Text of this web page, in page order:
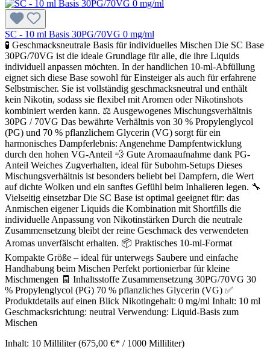
SC - 10 ml Basis 30PG/70VG 0 mg/ml
🧪 Geschmacksneutrale Basis für individuelles Mischen Die SC Base
30PG/70VG ist die ideale Grundlage für alle, die ihre Liquids
individuell anpassen möchten. In der handlichen 10-ml-Abfüllung
eignet sich diese Base sowohl für Einsteiger als auch für erfahrene
Selbstmischer. Sie ist vollständig geschmacksneutral und enthält
kein Nikotin, sodass sie flexibel mit Aromen oder Nikotinshots
kombiniert werden kann. ⚖️ Ausgewogenes Mischungsverhältnis
30PG / 70VG Das bewährte Verhältnis von 30 % Propylenglycol
(PG) und 70 % pflanzlichem Glycerin (VG) sorgt für ein
harmonisches Dampferlebnis: Angenehme Dampfentwicklung
durch den hohen VG-Anteil 💨 Gute Aromaaufnahme dank PG-
Anteil Weiches Zugverhalten, ideal für Subohm-Setups Dieses
Mischungsverhältnis ist besonders beliebt bei Dampfern, die Wert
auf dichte Wolken und ein sanftes Gefühl beim Inhalieren legen. 🔧
Vielseitig einsetzbar Die SC Base ist optimal geeignet für: das
Anmischen eigener Liquids die Kombination mit Shortfills die
individuelle Anpassung von Nikotinstärken Durch die neutrale
Zusammensetzung bleibt der reine Geschmack des verwendeten
Aromas unverfälscht erhalten. 📦 Praktisches 10-ml-Format
Kompakte Größe – ideal für unterwegs Saubere und einfache
Handhabung beim Mischen Perfekt portionierbar für kleine
Mischmengen 🧾 Inhaltsstoffe Zusammensetzung 30PG/70VG 30
% Propylenglycol (PG) 70 % pflanzliches Glycerin (VG) ✅
Produktdetails auf einen Blick Nikotingehalt: 0 mg/ml Inhalt: 10 ml
Geschmacksrichtung: neutral Verwendung: Liquid-Basis zum
Mischen
Inhalt: 10 Milliliter(675,00 €* / 1000 Milliliter)